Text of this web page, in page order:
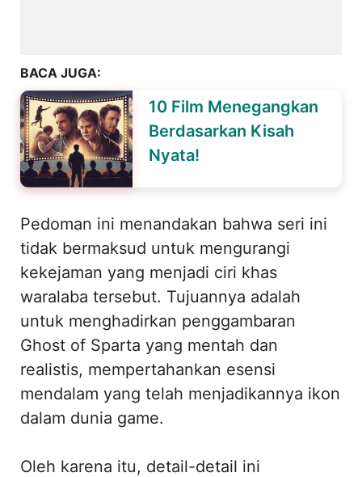
BACA JUGA:
10 Film Menegangkan
Berdasarkan Kisah
Nyata!
Pedoman ini menandakan bahwa seri ini
tidak bermaksud untuk mengurangi
kekejaman yang menjadi ciri khas
waralaba tersebut. Tujuannya adalah
untuk menghadirkan penggambaran
Ghost of Sparta yang mentah dan
realistis, mempertahankan esensi
mendalam yang telah menjadikannya ikon
dalam dunia game.
Oleh karena itu, detail-detail ini